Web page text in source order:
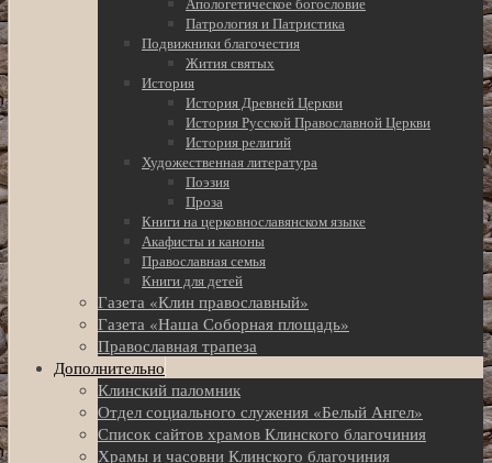
Патрология и Патристика
Подвижники благочестия
Жития святых
История
История Древней Церкви
История Русской Православной Церкви
История религий
Художественная литература
Поэзия
Проза
Книги на церковнославянском языке
Акафисты и каноны
Православная семья
Книги для детей
Газета «Клин православный»
Газета «Наша Соборная площадь»
Православная трапеза
Дополнительно
Клинский паломник
Отдел социального служения «Белый Ангел»
Список сайтов храмов Клинского благочиния
Храмы и часовни Клинского благочиния